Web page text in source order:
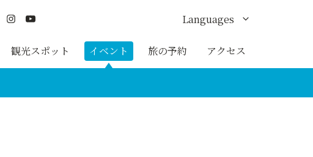
観光スポット イベント 旅の予約 アクセス
Languages
English